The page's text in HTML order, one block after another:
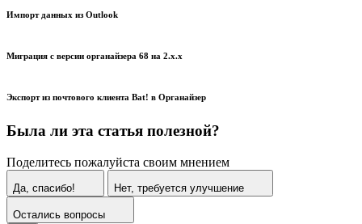
Импорт данных из Outlook
Миграция с версии органайзера 68 на 2.x.x
Экспорт из почтового клиента Bat! в Органайзер
Была ли эта статья полезной?
Поделитесь пожалуйста своим мнением
Да, спасибо! Нет, требуется улучшение
Остались вопросы